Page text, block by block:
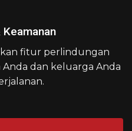
fitur perlindungan
dan keluarga Anda